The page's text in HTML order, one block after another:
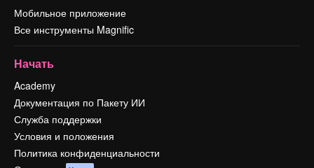
Мобильное приложение
Все инструменты Magnific
Начать
Academy
Документация по Пакету ИИ
Служба поддержки
Условия и положения
Политика конфиденциальности